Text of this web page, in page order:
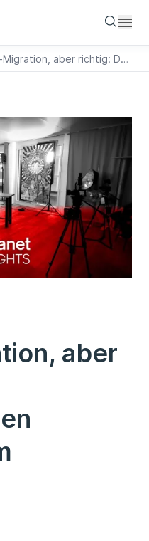
Cloud-Migration, aber richtig: Die verschiedenen Strategien im Überblick
aber